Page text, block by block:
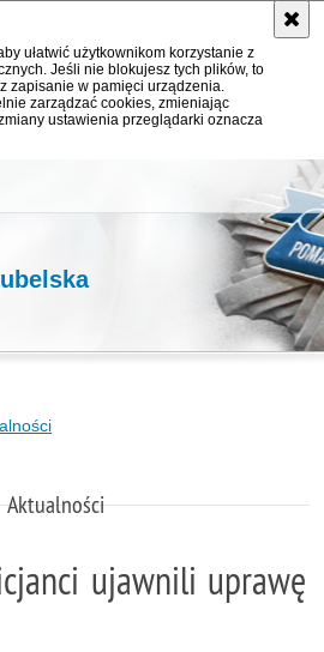
ułatwić użytkownikom korzystanie z
Jeśli nie blokujesz tych plików, to
zapisanie w pamięci urządzenia.
zarządzać cookies, zmieniając
ustawienia przeglądarki oznacza
Aktualności
ujawnili uprawę